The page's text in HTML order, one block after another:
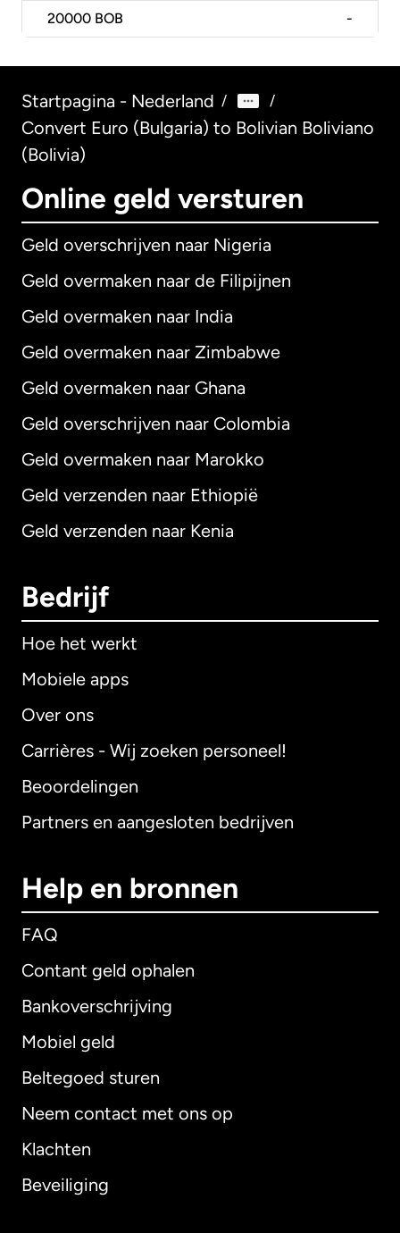
20000 BOB -
Startpagina - Nederland / /
Convert Euro (Bulgaria) to Bolivian Boliviano
(Bolivia)
Online geld versturen
Geld overschrijven naar Nigeria
Geld overmaken naar de Filipijnen
Geld overmaken naar India
Geld overmaken naar Zimbabwe
Geld overmaken naar Ghana
Geld overschrijven naar Colombia
Geld overmaken naar Marokko
Geld verzenden naar Ethiopië
Geld verzenden naar Kenia
Bedrijf
Hoe het werkt
Mobiele apps
Over ons
Carrières - Wij zoeken personeel!
Beoordelingen
Partners en aangesloten bedrijven
Help en bronnen
FAQ
Contant geld ophalen
Bankoverschrijving
Mobiel geld
Beltegoed sturen
Neem contact met ons op
Klachten
Beveiliging